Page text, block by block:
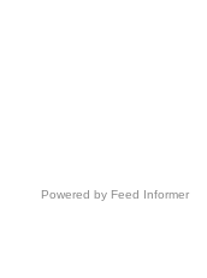
Powered by Feed Informer